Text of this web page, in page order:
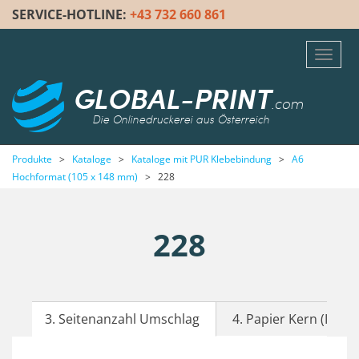
SERVICE-HOTLINE: +43 732 660 861
GLOBAL-PRINT.com
Die Onlinedruckerei aus Österreich
Produkte > Kataloge > Kataloge mit PUR Klebebindung > A6
Hochformat (105 x 148 mm) > 228
228
3. Seitenanzahl Umschlag 4. Papier Kern